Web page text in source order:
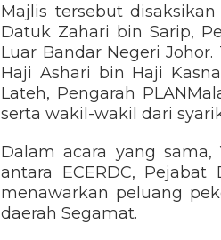
Majlis tersebut
Datuk Zahari bin Sarip,
Luar Bandar Negeri
Haji Ashari bin Haji
Lateh, Pengarah
serta wakil-wakil dari
Dalam acara yang
antara ECERDC,
menawarkan peluang
daerah Segamat.